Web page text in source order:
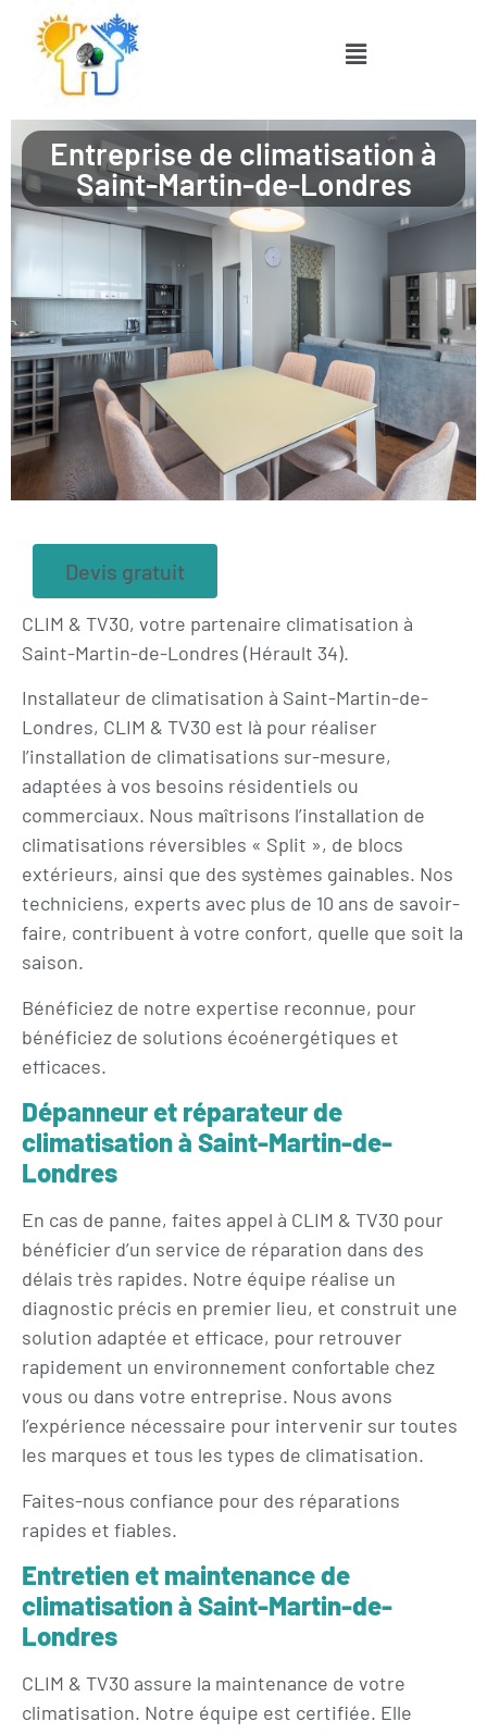
Entreprise de climatisation à
Saint-Martin-de-Londres
Devis gratuit
CLIM & TV30, votre partenaire climatisation à
Saint-Martin-de-Londres (Hérault 34).
Installateur de climatisation à Saint-Martin-de-
Londres, CLIM & TV30 est là pour réaliser
l’installation de climatisations sur-mesure,
adaptées à vos besoins résidentiels ou
commerciaux. Nous maîtrisons l’installation de
climatisations réversibles « Split », de blocs
extérieurs, ainsi que des systèmes gainables. Nos
techniciens, experts avec plus de 10 ans de savoir-
faire, contribuent à votre confort, quelle que soit la
saison.
Bénéficiez de notre expertise reconnue, pour
bénéficiez de solutions écoénergétiques et
efficaces.
Dépanneur et réparateur de
climatisation à Saint-Martin-de-
Londres
En cas de panne, faites appel à CLIM & TV30 pour
bénéficier d’un service de réparation dans des
délais très rapides. Notre équipe réalise un
diagnostic précis en premier lieu, et construit une
solution adaptée et efficace, pour retrouver
rapidement un environnement confortable chez
vous ou dans votre entreprise. Nous avons
l’expérience nécessaire pour intervenir sur toutes
les marques et tous les types de climatisation.
Faites-nous confiance pour des réparations
rapides et fiables.
Entretien et maintenance de
climatisation à Saint-Martin-de-
Londres
CLIM & TV30 assure la maintenance de votre
climatisation. Notre équipe est certifiée. Elle